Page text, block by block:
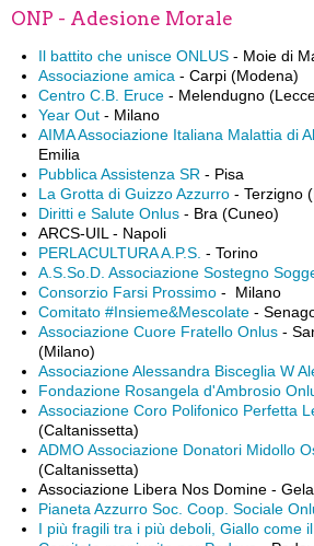
ONP - Adesione Morale
Il battito che unisce ONLUS - Moie di
Associazione amica - Carpi (Modena)
Centro C.B. Eruce - Melendugno
Year Out - Milano
AIMA Associazione Italiana Malattia di
Emilia
Pubblica Assistenza SR - Pisa
La Grotta di Guizzo Azzurro - Terzigno
Diritti e Salute Onlus - Bra (Cuneo)
ARCS-UIL - Napoli
PERLACULTURA A.P.S. - Torino
A.S.So.D. Associazione Sostegno
Consorzio Farsi Prossimo - Milano
Comitato #Insieme&Mescolate -
Associazione Cuore Fratello Onlus -
(Milano)
Associazione Alessandra Bisceglia W
Fondazione Rosangela d'Ambrosio
Associazione Coro Polifonico Perfetta
(Caltanissetta)
ADMO Associazione Donatori Midollo
(Caltanissetta)
Associazione Libera Nos Domine -
Pianeta Azzurro Soc. Coop. Sociale
I più fragili tra i più deboli, Giallo come